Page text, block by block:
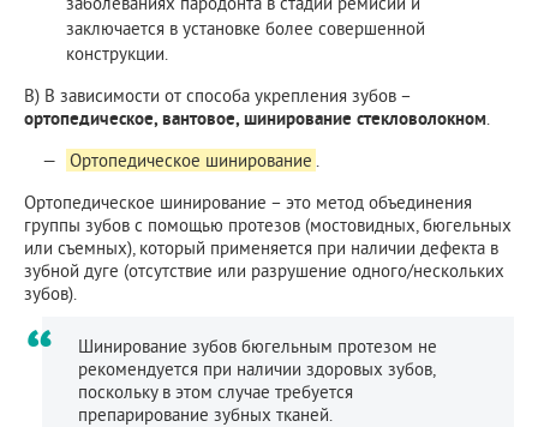
заключается в установке более совершенной
конструкции.
В) В зависимости от способа укрепления зубов –
ортопедическое, вантовое, шинирование стекловолокном.
Ортопедическое шинирование .
Ортопедическое шинирование – это метод объединения
группы зубов с помощью протезов (мостовидных, бюгельных
или съемных), который применяется при наличии дефекта в
зубной дуге (отсутствие или разрушение одного/нескольких
зубов).
Шинирование зубов бюгельным протезом не
рекомендуется при наличии здоровых зубов,
поскольку в этом случае требуется
препарирование зубных тканей.